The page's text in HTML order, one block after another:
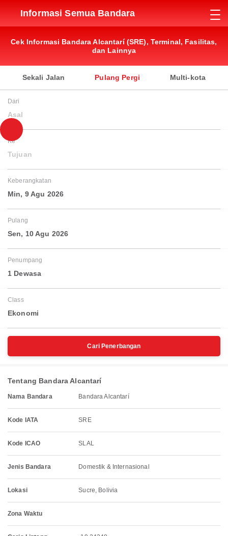
Informasi Semua Bandara
Cek Informasi Bandara Alcantarí (SRE), Terminal, Fasilitas,
dan Lainnya
Sekali Jalan Pulang Pergi Multi-kota
Dari
Asal
Ke
Tujuan
Keberangkatan
Min, 9 Agu 2026
Pulang
Sen, 10 Agu 2026
Penumpang
1 Dewasa
Class
Ekonomi
Cari Penerbangan
Tentang Bandara Alcantarí
Nama Bandara Bandara Alcantarí
Kode IATA SRE
Kode ICAO SLAL
Jenis Bandara Domestik & Internasional
Lokasi Sucre, Bolivia
Zona Waktu